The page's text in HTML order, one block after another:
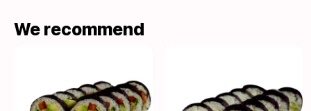
We recommend